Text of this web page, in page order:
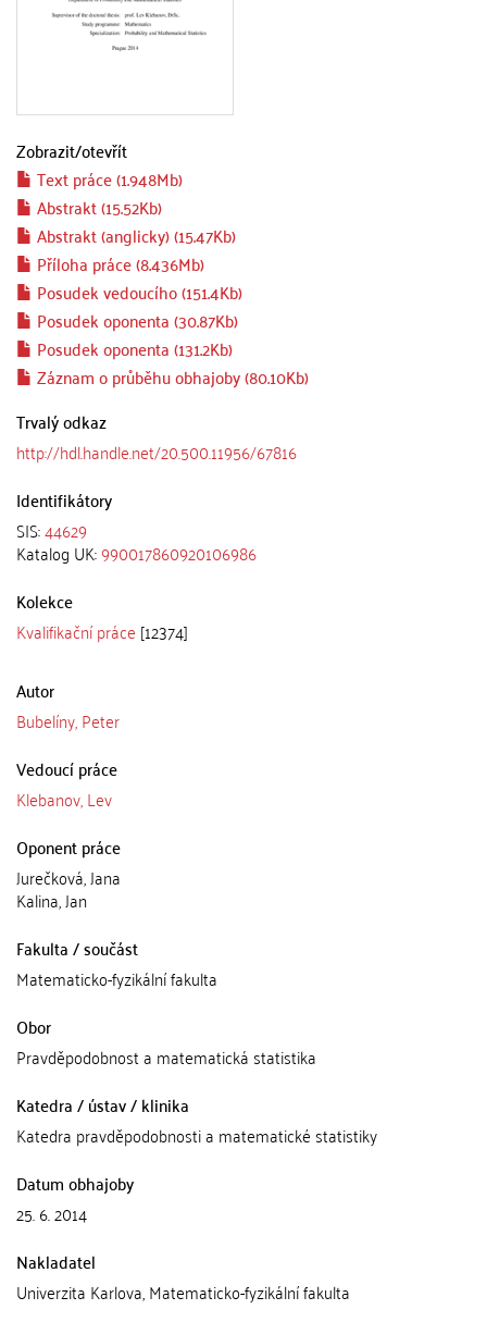
Zobrazit/otevřít
Text práce (1.948Mb)
Abstrakt (15.52Kb)
Abstrakt (anglicky) (15.47Kb)
Příloha práce (8.436Mb)
Posudek vedoucího (151.4Kb)
Posudek oponenta (30.87Kb)
Posudek oponenta (131.2Kb)
Záznam o průběhu obhajoby (80.10Kb)
Trvalý odkaz
http://hdl.handle.net/20.500.11956/67816
Identifikátory
SIS:44629
Katalog UK:990017860920106986
Kolekce
Kvalifikační práce [12374]
Autor
Bubelíny, Peter
Vedoucí práce
Klebanov, Lev
Oponent práce
Jurečková, Jana
Kalina, Jan
Fakulta / součást
Matematicko-fyzikální fakulta
Obor
Pravděpodobnost a matematická statistika
Katedra / ústav / klinika
Katedra pravděpodobnosti a matematické statistiky
Datum obhajoby
25. 6. 2014
Nakladatel
Univerzita Karlova, Matematicko-fyzikální fakulta